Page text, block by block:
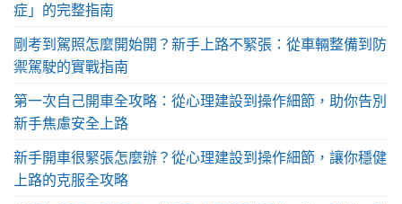
症」的完整指南
剛考到駕照怎麼開始開？新手上路不緊張：從車輛整備到防
禦駕駛的實戰指南
第一次自己開車全攻略：從心理建設到操作細節，助你告別
新手焦慮安全上路
新手開車很緊張怎麼辦？從心理建設到操作細節，讓你穩健
上路的克服全攻略